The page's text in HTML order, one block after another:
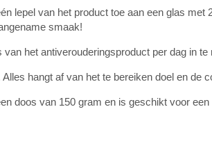
lepel van het product toe aan een glas
smaak!
het antiverouderingsproduct per dag in te
hangt af van het te bereiken doel en de
doos van 150 gram en is geschikt voor